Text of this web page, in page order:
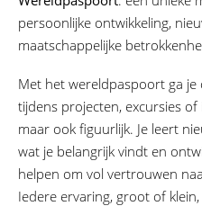
persoonlijke ontwikkeling,
maatschappelijke
Met het wereldpaspoort ga je
tijdens projecten, excursies
maar ook figuurlijk. Je leert
wat je belangrijk vindt en
helpen om vol vertrouwen
Iedere ervaring, groot of